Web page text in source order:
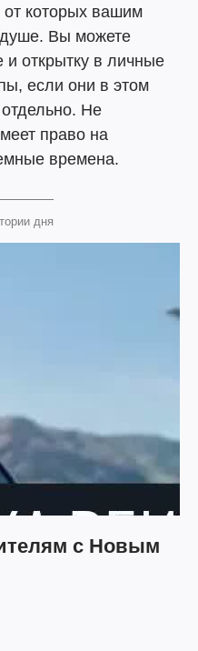
которых вашим
Вы можете
и открытку в личные
если они в этом
Не
право на
времена.
дня
с Новым